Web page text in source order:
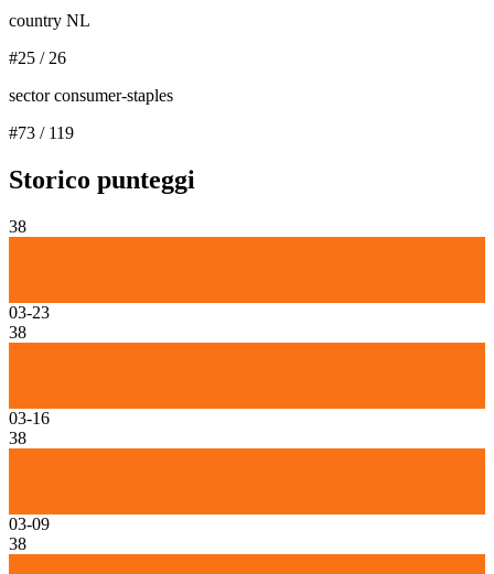
country NL
#25 / 26
sector consumer-staples
#73 / 119
Storico punteggi
38
03-23
38
03-16
38
03-09
38